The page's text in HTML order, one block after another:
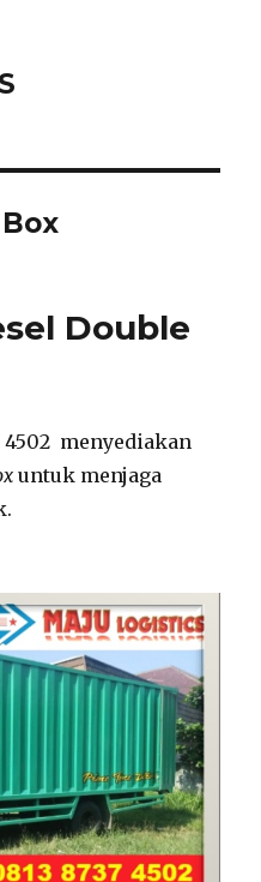
Double
4502 menyediakan
untuk menjaga